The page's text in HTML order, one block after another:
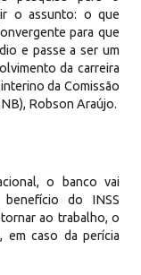
o assunto: o que
para que
e passe a ser um
da carreira
da Comissão
Robson Araújo.
o banco vai
do INSS
ao trabalho, o
em caso da perícia